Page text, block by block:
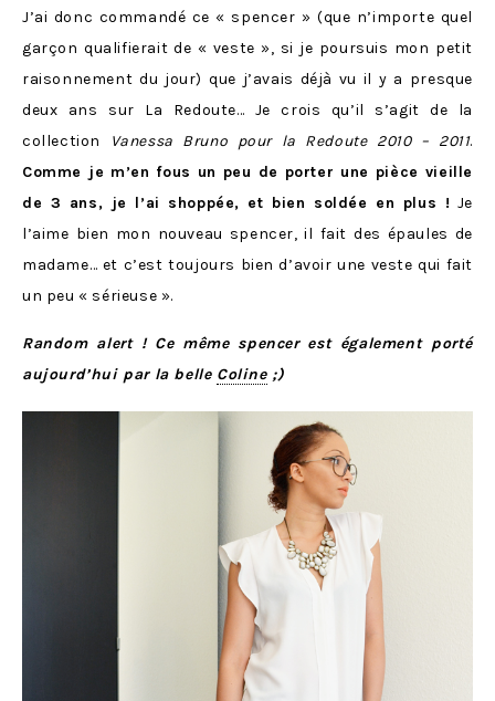
J’ai donc commandé ce « spencer » (que n’importe quel
garçon qualifierait de « veste », si je poursuis mon petit
raisonnement du jour) que j’avais déjà vu il y a presque
deux ans sur La Redoute… Je crois qu’il s’agit de la
collection
Vanessa Bruno pour la Redoute 2010 – 2011.
Comme je m’en fous un peu de porter une pièce vieille
de 3 ans, je l’ai shoppée, et bien soldée en plus ! Je
l’aime bien mon nouveau spencer, il fait des épaules de
madame… et c’est toujours bien d’avoir une veste qui fait
un peu « sérieuse ».
Random alert ! Ce même spencer est également porté
aujourd’hui par la belle Coline;)